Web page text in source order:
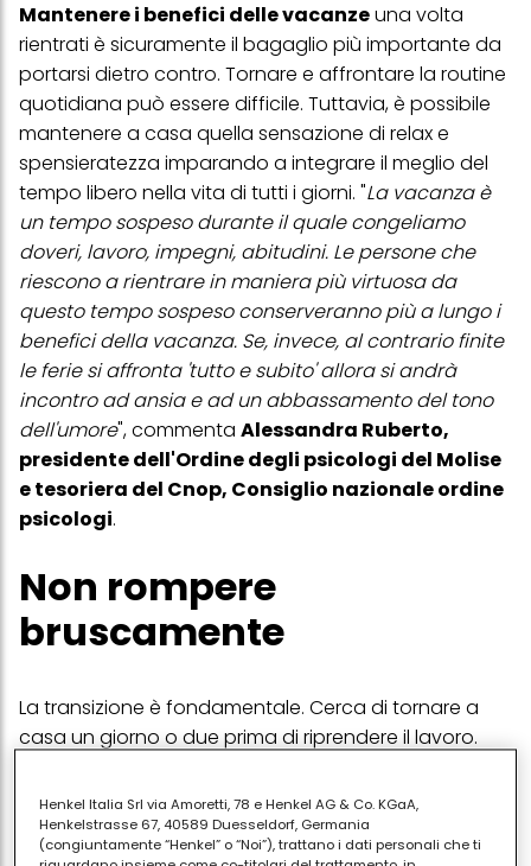
Mantenere i benefici delle vacanzeuna volta
rientrati è sicuramente il bagaglio più importante da
portarsi dietro contro. Tornare e affrontare la routine
quotidiana può essere difficile. Tuttavia, è possibile
mantenere a casa quella sensazione di relax e
spensieratezza imparando a integrare il meglio del
tempo libero nella vita di tutti i giorni. "La vacanza è
un tempo sospeso durante il quale congeliamo
doveri, lavoro, impegni, abitudini. Le persone che
riescono a rientrare in maniera più virtuosa da
questo tempo sospeso conserveranno più a lungo i
benefici della vacanza. Se, invece, al contrario finite
le ferie si affronta 'tutto e subito' allora si andrà
incontro ad ansia e ad un abbassamento del tono
dell'umore", commenta Alessandra Ruberto,
presidente dell'Ordine degli psicologi del Molise
e tesoriera del Cnop, Consiglio nazionale ordine
psicologi.
Non rompere
bruscamente
La transizione è fondamentale. Cerca di tornare a
casa un giorno o due prima di riprendere il lavoro.
calma, di fare la spesa senza fretta e di riadattarti
gradualmente all'ambiente domestico. Evita di
riempire la prima settimana di impegni: concediti uno
Henkel Italia Srl via Amoretti, 78 e Henkel AG & Co. KGaA,
Henkelstrasse 67, 40589 Duesseldorf, Germania
(congiuntamente “Henkel” o “Noi”), trattano i dati personali che ti